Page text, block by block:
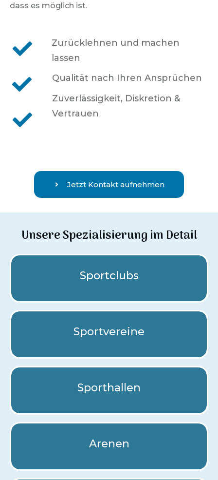
dass es möglich ist.
Zurücklehnen und machen
lassen
Qualität nach Ihren Ansprüchen
Zuverlässigkeit, Diskretion &
Vertrauen
Jetzt Kontakt aufnehmen
Unsere Spezialisierung im Detail
Sportclubs
Sportvereine
Sporthallen
Arenen